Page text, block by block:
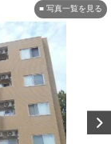
■ 写真一覧を見る